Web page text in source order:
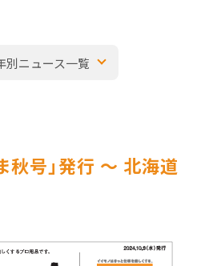
別ニュース一覧
号」発行 ～ 北海道